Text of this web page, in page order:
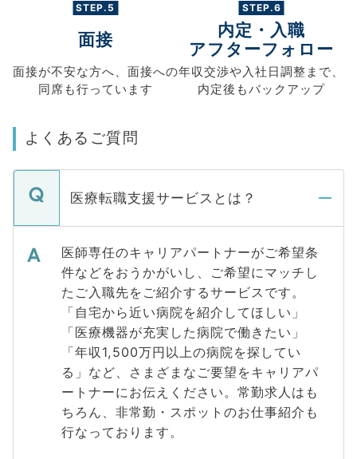
STEP.5
面接
面接が不安な方へ、 面接への
同席も行っています
STEP.6
内定・入職
アフターフォロー
年収交渉や入社日調整まで、
内定後もバックアップ
よくあるご質問
医療転職支援サービスとは？
医師専任のキャリアパートナーがご希望条
件などをおうかがいし、ご希望にマッチし
たご入職先をご紹介するサービスです。
「自宅から近い病院を紹介してほしい」
「医療機器が充実した病院で働きたい」
「年収1,500万円以上の病院を探してい
る」など、さまざまなご要望をキャリアパ
ートナーにお伝えください。常勤求人はも
ちろん、非常勤・スポットのお仕事紹介も
行なっております。